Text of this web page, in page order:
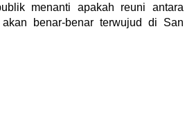
menanti apakah reuni antara
benar-benar terwujud di San